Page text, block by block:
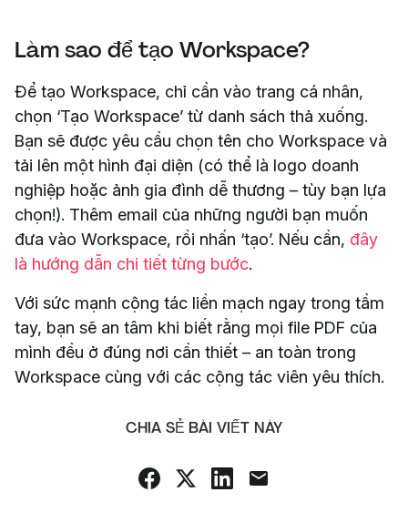
Làm sao để tạo Workspace?
Để tạo Workspace, chỉ cần vào trang cá nhân,
chọn ‘Tạo Workspace’ từ danh sách thả xuống.
Bạn sẽ được yêu cầu chọn tên cho Workspace và
tải lên một hình đại diện (có thể là logo doanh
nghiệp hoặc ảnh gia đình dễ thương – tùy bạn lựa
chọn!). Thêm email của những người bạn muốn
đưa vào Workspace, rồi nhấn ‘tạo’. Nếu cần, đây
là hướng dẫn chi tiết từng bước.
Với sức mạnh cộng tác liền mạch ngay trong tầm
tay, bạn sẽ an tâm khi biết rằng mọi file PDF của
mình đều ở đúng nơi cần thiết – an toàn trong
Workspace cùng với các cộng tác viên yêu thích.
CHIA SẺ BÀI VIẾT NÀY